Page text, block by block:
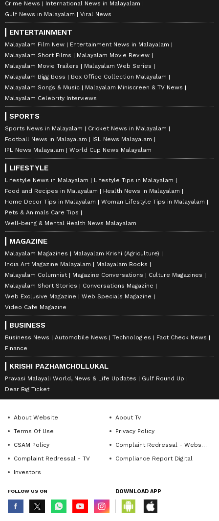
Crime News
International News in Malayalam
Gulf News in Malayalam
Viral News
ENTERTAINMENT
Malayalam Film New
Entertainment News in Malayalam
Malayalam Short Films
Malayalam Movie Review
Malayalam Movie Trailers
Malayalam Web Series
Malayalam Bigg Boss
Box Office Collection Malayalam
Malayalam Songs & Music
Malayalam Miniscreen & TV News
Malayalam Celebrity Interviews
SPORTS
Sports News in Malayalam
Cricket News in Malayalam
Football News in Malayalam
ISL News Malayalam
IPL News Malayalam
World Cup News Malayalam
LIFESTYLE
Lifestyle News in Malayalam
Lifestyle Tips in Malayalam
Food and Recipes in Malayalam
Health News in Malayalam
Home Decor Tips in Malayalam
Woman Lifestyle Tips in Malayalam
Pets & Animals Care Tips
Well-being & Mental Health News Malayalam
MAGAZINE
Malayalam Magazines
Malayalam Krishi (Agriculture)
India Art Magazine Malayalam
Malayalam Books
Malayalam Columnist
Magazine Conversations
Culture Magazines
Malayalam Short Stories
Conversations Magazine
Web Exclusive Magazine
Web Specials Magazine
Video Cafe Magazine
BUSINESS
Business News Automobile News Technologies
Fact Check News
Finance
KRISHI PAZHAMCHOLLUKAL
Pravasi Malayali World, News & Life Updates
Gulf Round Up
Dear Big Ticket
About Website
About Tv
Terms Of Use
Privacy Policy
CSAM Policy
Complaint Redressal - Website
Complaint Redressal - TV
Compliance Report Digital
Investors
FOLLOW US ON DOWNLOAD APP